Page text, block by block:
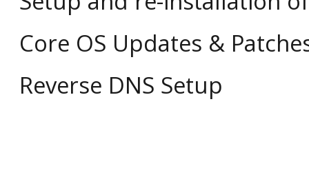
Core OS Updates &
Reverse DNS Setup